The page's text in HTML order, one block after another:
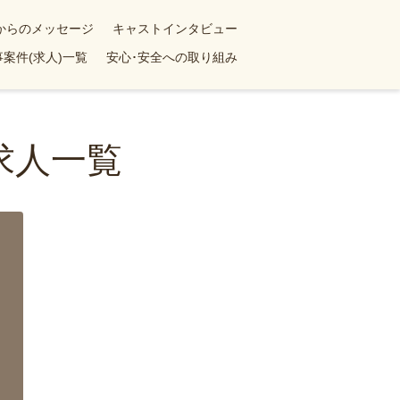
らのメッセージ
キャストインタビュー
案件(求人)一覧 安心･安全への取り組み
人一覧